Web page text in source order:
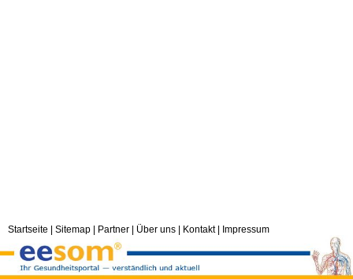
Startseite Sitemap Partner Über uns Kontakt| Impressum